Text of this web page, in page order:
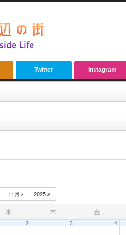
Twitter Instagram
11月 2025
水 木 金
2 3 4